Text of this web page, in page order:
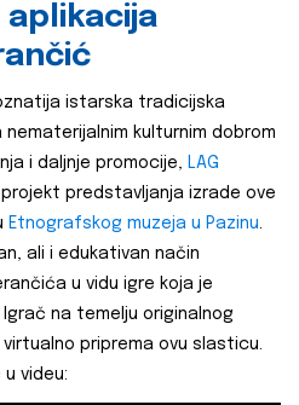
aplikacija
istarska tradicijska
kulturnim dobrom
i daljnje promocije, LAG
predstavljanja izrade ove
Etnografskog muzeja u Pazinu.
ali i edukativan način
u vidu igre koja je
na temelju originalnog
priprema ovu slasticu.
videu: